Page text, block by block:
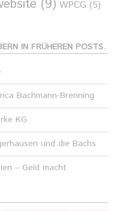
(9) WPCG (5)
IN FRÜHEREN POSTS.
Bachmann-Brenning
KG
und die Bachs
– Geld macht